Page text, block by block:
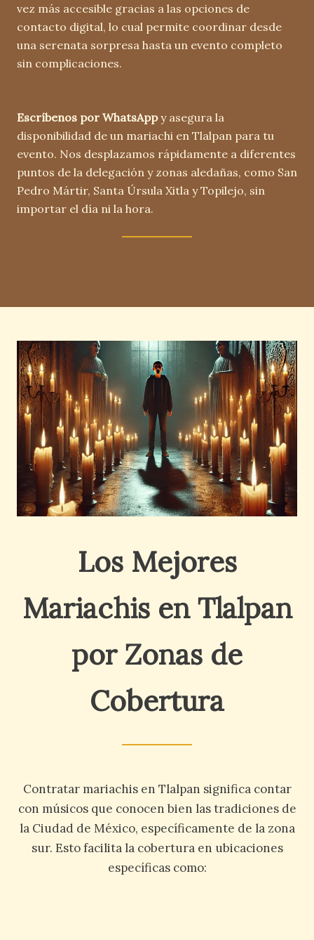
vez más accesible gracias a las opciones de
contacto digital, lo cual permite coordinar desde
una serenata sorpresa hasta un evento completo
sin complicaciones.
Escríbenos por WhatsAppy asegura la
disponibilidad de un mariachi en Tlalpan para tu
evento. Nos desplazamos rápidamente a diferentes
puntos de la delegación y zonas aledañas, como San
Pedro Mártir, Santa Úrsula Xitla y Topilejo, sin
importar el día ni la hora.
Los Mejores
Mariachis en Tlalpan
por Zonas de
Cobertura
Contratar mariachis en Tlalpan significa contar
con músicos que conocen bien las tradiciones de
la Ciudad de México, específicamente de la zona
sur. Esto facilita la cobertura en ubicaciones
específicas como: